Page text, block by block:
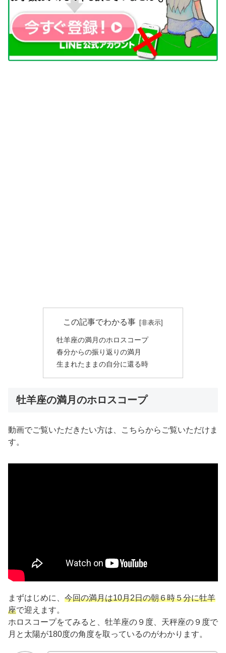
この記事でわかる事
牡羊座の満月のホロスコープ
春分からの振り返りの満月
生まれたままの自分に還る時
牡羊座の満月のホロスコープ
動画でご覧いただきたい方は、こちらからご覧いただけま
す。
まずはじめに、 今回の満月は10月2日の朝６時５分に牡羊
座で迎えます。
ホロスコープをてみると、牡羊座の９度、天秤座の９度で
月と太陽が180度の角度を取っているのがわかります。